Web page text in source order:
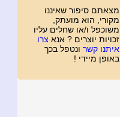
מצאתם סיפור שאיננו
מקורי, הוא מועתק,
משוכפל ו/או שחלים עליו
זכויות יוצרים ? אנא צרו
איתנו קשר ונטפל בכך
באופן מיידי !